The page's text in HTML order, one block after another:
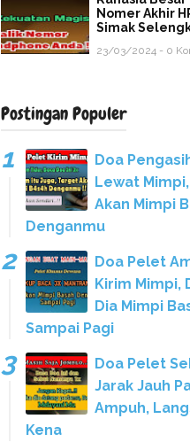
Nomer Akhir
Simak
23/03/2024 - 0
Postingan Populer
Doa
Lewat
Akan Mimpi
Denganmu
Doa Pelet
Kirim Mimpi,
Dia Mimpi
Sampai Pagi
Doa Pelet
Jarak Jauh
Ampuh,
Kena